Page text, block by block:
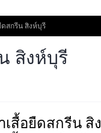
ดสกรีน สิงห์บุรี
สิงห์บุรี
สื้อยืดสกรีน